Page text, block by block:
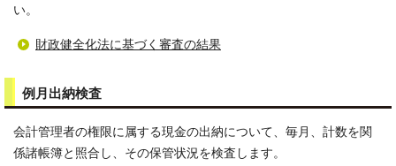
い。
財政健全化法に基づく審査の結果
例月出納検査
会計管理者の権限に属する現金の出納について、毎月、計数を関
係諸帳簿と照合し、その保管状況を検査します。